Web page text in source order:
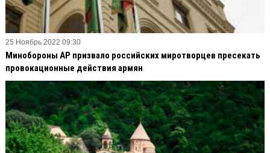
25 Ноябрь 2022 09:30
Минобороны АР призвало российских миротворцев пресекать
провокационные действия армян